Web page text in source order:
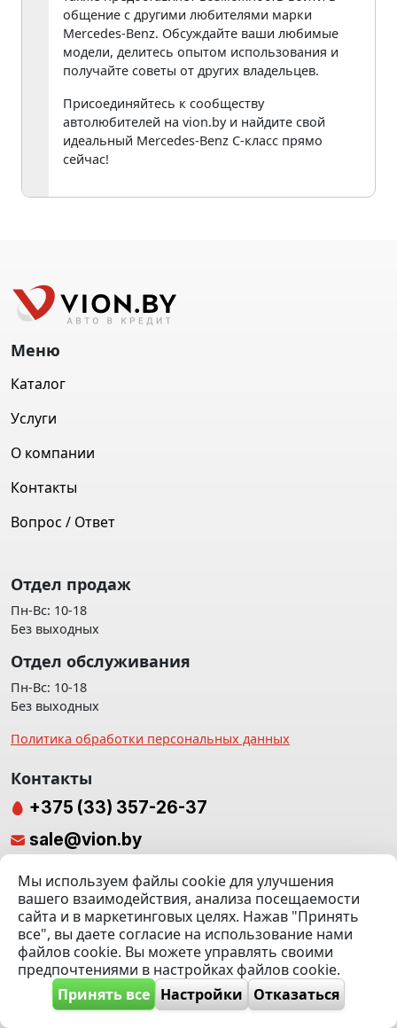
общение с другими любителями марки
Mercedes-Benz. Обсуждайте ваши любимые
модели, делитесь опытом использования и
получайте советы от других владельцев.
Присоединяйтесь к сообществу
автолюбителей на vion.by и найдите свой
идеальный Mercedes-Benz C-класс прямо
сейчас!
г. Минск, ТЦ «Паркинг» Ул. Куйбышева 40
Меню
Каталог
Услуги
О компании
Контакты
Вопрос / Ответ
Отдел продаж
Пн-Вс: 10-18
Без выходных
Отдел обслуживания
Пн-Вс: 10-18
Без выходных
Политика обработки персональных данных
Мы используем файлы cookie для улучшения
вашего взаимодействия, анализа посещаемости
сайта и в маркетинговых целях. Нажав "Принять
все", вы даете согласие на использование нами
файлов cookie. Вы можете управлять своими
предпочтениями в настройках файлов cookie.
Принять все Настройки Отказаться
Контакты
+375 (33) 357-26-37
sale@vion.by
Мы отвечаем в